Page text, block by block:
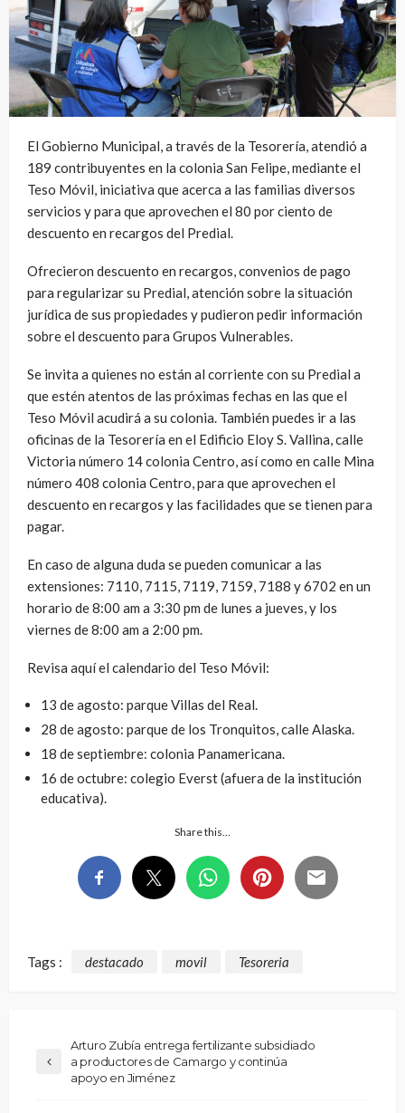
El Gobierno Municipal, a través de la Tesorería, atendió a
189 contribuyentes en la colonia San Felipe, mediante el
Teso Móvil, iniciativa que acerca a las familias diversos
servicios y para que aprovechen el 80 por ciento de
descuento en recargos del Predial.
Ofrecieron descuento en recargos, convenios de pago
para regularizar su Predial, atención sobre la situación
jurídica de sus propiedades y pudieron pedir información
sobre el descuento para Grupos Vulnerables.
Se invita a quienes no están al corriente con su Predial a
que estén atentos de las próximas fechas en las que el
Teso Móvil acudirá a su colonia. También puedes ir a las
oficinas de la Tesorería en el Edificio Eloy S. Vallina, calle
Victoria número 14 colonia Centro, así como en calle Mina
número 408 colonia Centro, para que aprovechen el
descuento en recargos y las facilidades que se tienen para
pagar.
En caso de alguna duda se pueden comunicar a las
extensiones: 7110, 7115, 7119, 7159, 7188 y 6702 en un
horario de 8:00 am a 3:30 pm de lunes a jueves, y los
viernes de 8:00 am a 2:00 pm.
Revisa aquí el calendario del Teso Móvil:
13 de agosto: parque Villas del Real.
28 de agosto: parque de los Tronquitos, calle Alaska.
18 de septiembre: colonia Panamericana.
16 de octubre: colegio Everst (afuera de la institución
educativa).
Share this…
Tags : destacado movil Tesoreria
Arturo Zubía entrega fertilizante subsidiado
a productores de Camargo y continúa
apoyo en Jiménez